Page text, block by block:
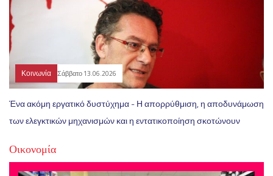
Κοινωνία Σάββατο 13.06.2026
Ένα ακόμη εργατικό δυστύχημα - Η απορρύθμιση, η αποδυνάμωση
των ελεγκτικών μηχανισμών και η εντατικοποίηση σκοτώνουν
Οικονομία